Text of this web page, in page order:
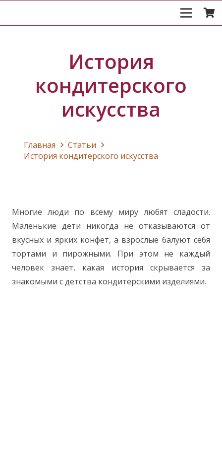
История
кондитерского
искусства
Главная
Статьи
История кондитерского искусства
Многие люди по всему миру любят сладости.
Маленькие дети никогда не отказываются от
вкусных и ярких конфет, а взрослые балуют себя
тортами и пирожными. При этом не каждый
человек знает, какая история скрывается за
знакомыми с детства кондитерскими изделиями.